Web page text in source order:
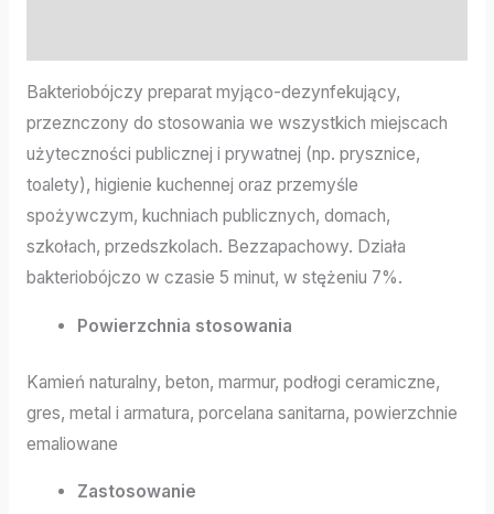
Bakteriobójczy preparat myjąco-dezynfekujący,
przeznczony do stosowania we wszystkich miejscach
użyteczności publicznej i prywatnej (np. prysznice,
toalety), higienie kuchennej oraz przemyśle
spożywczym, kuchniach publicznych, domach,
szkołach, przedszkolach. Bezzapachowy. Działa
bakteriobójczo w czasie 5 minut, w stężeniu 7%.
Powierzchnia stosowania
Kamień naturalny, beton, marmur, podłogi ceramiczne,
gres, metal i armatura, porcelana sanitarna, powierzchnie
emaliowane
Zastosowanie